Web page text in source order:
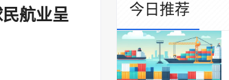
航业呈
今日推荐